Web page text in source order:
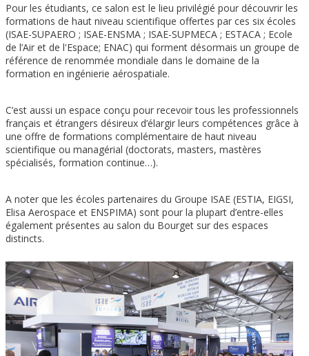
Pour les étudiants, ce salon est le lieu privilégié pour découvrir les
formations de haut niveau scientifique offertes par ces six écoles
(ISAE-SUPAERO ; ISAE-ENSMA ; ISAE-SUPMECA ; ESTACA ; Ecole
de l’Air et de l'Espace; ENAC) qui forment désormais un groupe de
référence de renommée mondiale dans le domaine de la
formation en ingénierie aérospatiale.
C’est aussi un espace conçu pour recevoir tous les professionnels
français et étrangers désireux d’élargir leurs compétences grâce à
une offre de formations complémentaire de haut niveau
scientifique ou managérial (doctorats, masters, mastères
spécialisés, formation continue…).
A noter que les écoles partenaires du Groupe ISAE (ESTIA, EIGSI,
Elisa Aerospace et ENSPIMA) sont pour la plupart d’entre-elles
également présentes au salon du Bourget sur des espaces
distincts.